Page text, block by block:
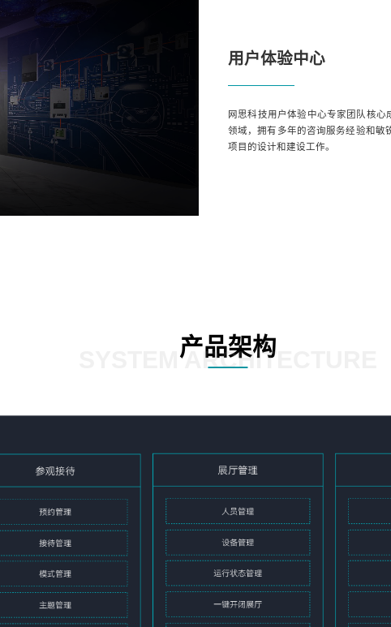
用户体验中心
网思科技用户体验中心专家团队核
领域，拥有多年的咨询服务经验和敏
项目的设计和建设工作。
产品架构
SYSTEM ARCHITECTURE